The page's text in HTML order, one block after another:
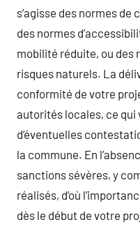
s’agisse des normes
des normes
mobilité réduite, ou des
risques naturels. La
conformité de votre
autorités locales, ce
d’éventuelles
la commune. En
sanctions sévères, y
réalisés, d’où
dès le début de votre